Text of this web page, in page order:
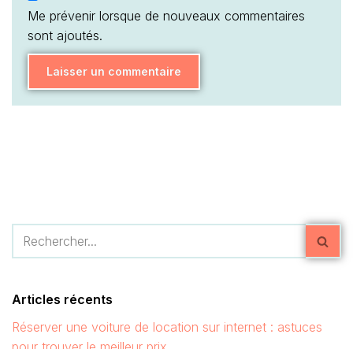
Me prévenir lorsque de nouveaux commentaires
sont ajoutés.
Articles récents
Réserver une voiture de location sur internet : astuces